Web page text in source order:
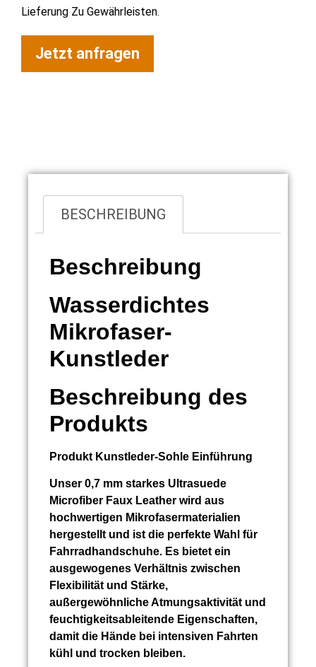
Lieferung Zu Gewährleisten.
Jetzt anfragen
BESCHREIBUNG
Beschreibung
Wasserdichtes
Mikrofaser-
Kunstleder
Beschreibung des
Produkts
Produkt Kunstleder-Sohle Einführung
Unser 0,7 mm starkes Ultrasuede
Microfiber Faux Leather wird aus
hochwertigen Mikrofasermaterialien
hergestellt und ist die perfekte Wahl für
Fahrradhandschuhe. Es bietet ein
ausgewogenes Verhältnis zwischen
Flexibilität und Stärke,
außergewöhnliche Atmungsaktivität und
feuchtigkeitsableitende Eigenschaften,
damit die Hände bei intensiven Fahrten
kühl und trocken bleiben.